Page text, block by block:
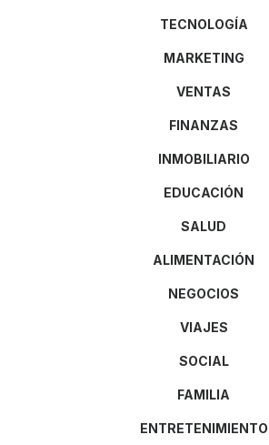
TECNOLOGÍA
MARKETING
VENTAS
FINANZAS
INMOBILIARIO
EDUCACIÓN
SALUD
ALIMENTACIÓN
NEGOCIOS
VIAJES
SOCIAL
FAMILIA
ENTRETENIMIENTO